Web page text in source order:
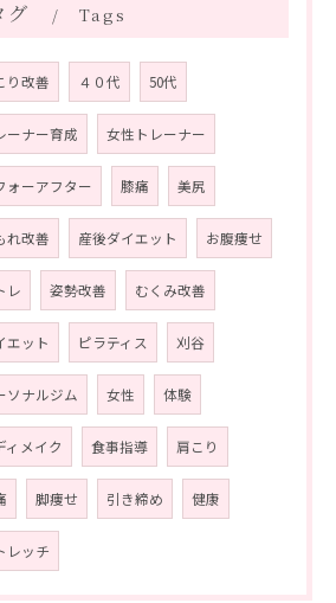
グ Tags
り改善 ４０代 50代
ーナー育成 女性トレーナー
ォーアフター 膝痛 美尻
れ改善 産後ダイエット お腹痩せ
レ 姿勢改善 むくみ改善
エット ピラティス 刈谷
ソナルジム 女性 体験
ィメイク 食事指導 肩こり
脚痩せ 引き締め 健康
レッチ